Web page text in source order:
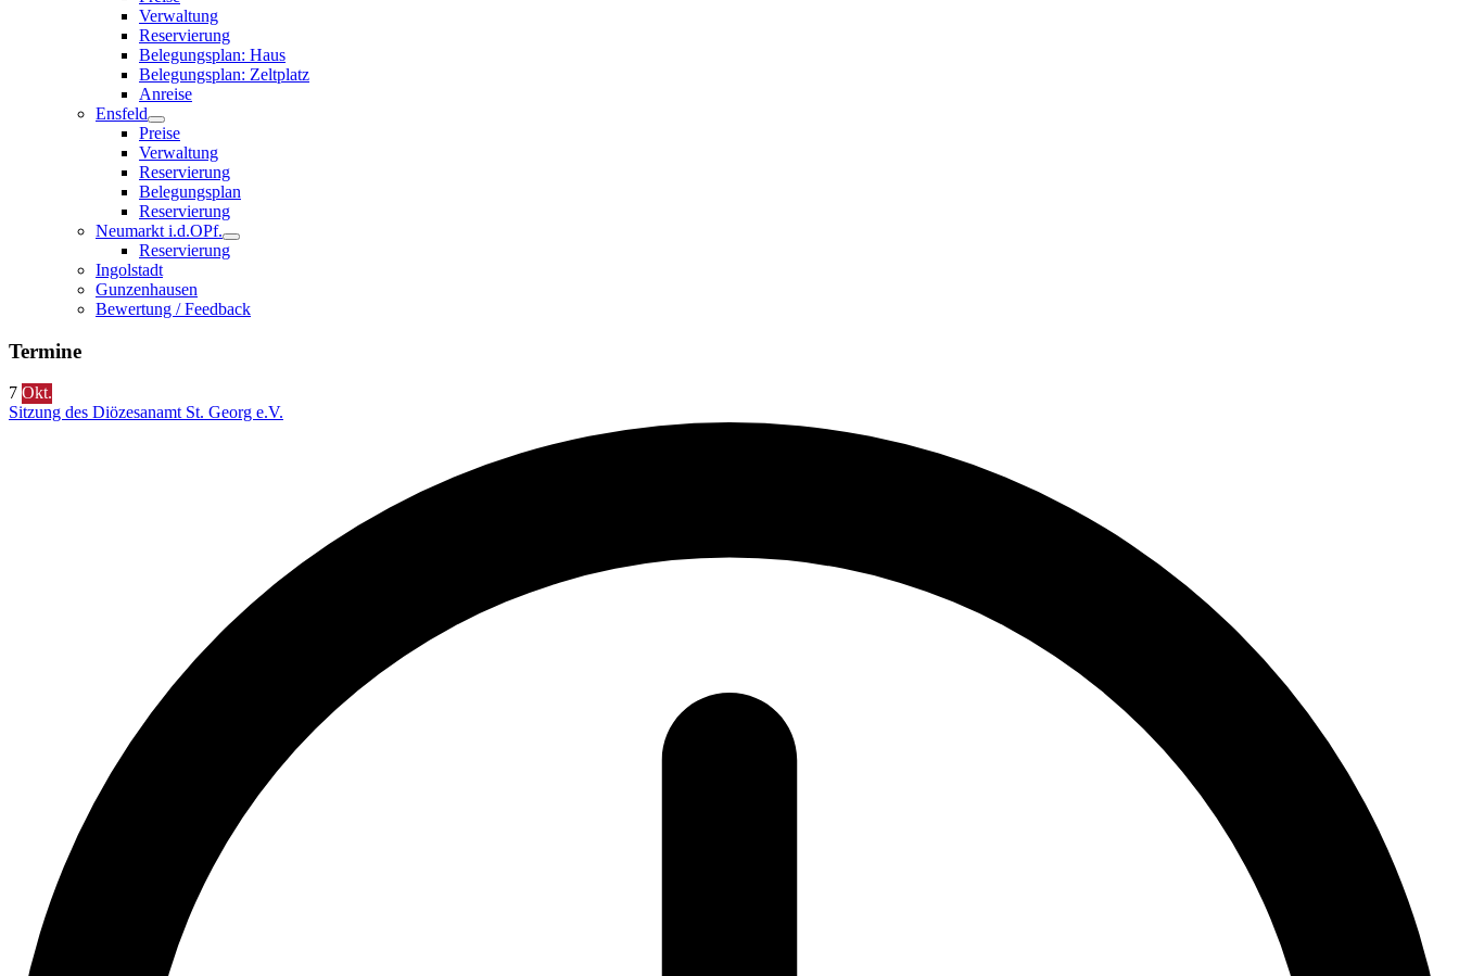
Verwaltung
Reservierung
Belegungsplan: Haus
Belegungsplan: Zeltplatz
Anreise
Ensfeld
Preise
Verwaltung
Reservierung
Belegungsplan
Reservierung
Neumarkt i.d.OPf.
Reservierung
Ingolstadt
Gunzenhausen
Bewertung / Feedback
Termine
7 Okt.
Sitzung des Diözesanamt St. Georg e.V.